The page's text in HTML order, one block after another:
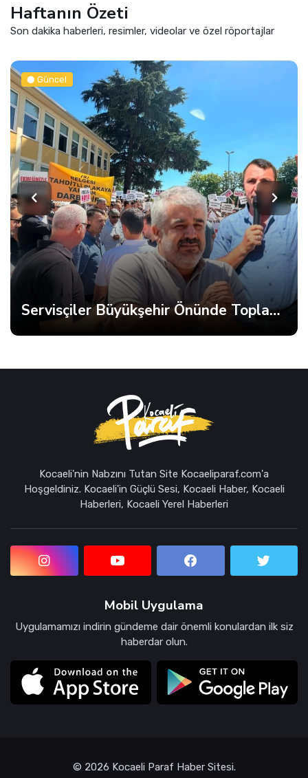
Haftanın Özeti
Son dakika haberleri, resimler, videolar ve özel röportajlar
Güncel
Servisçiler Büyükşehir Önünde Toplandı, Gerginlik Yaşandı
Kocaeli'nin Nabzını Tutan Site Kocaeliparaf.com'a
Hoşgeldiniz. Kocaeli'in Güçlü Sesi, Kocaeli Haber, Kocaeli
Haberleri, Kocaeli Yerel Haberleri
Mobil Uygulama
Uygulamamızı indirin gündeme dair önemli konulardan ilk siz
haberdar olun.
© 2026 Kocaeli Paraf Haber Sitesi.